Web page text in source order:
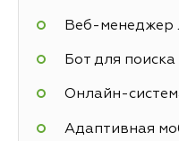
Веб-менеджер
Бот для
Онлайн-
Адаптивная